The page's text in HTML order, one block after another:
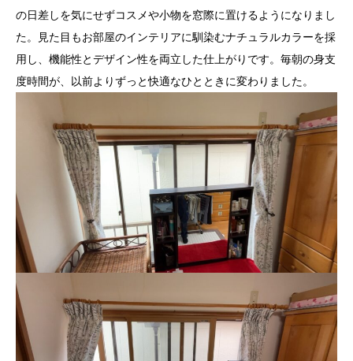
の日差しを気にせずコスメや小物を窓際に置けるようになりまし
た。見た目もお部屋のインテリアに馴染むナチュラルカラーを採
用し、機能性とデザイン性を両立した仕上がりです。毎朝の身支
度時間が、以前よりずっと快適なひとときに変わりました。